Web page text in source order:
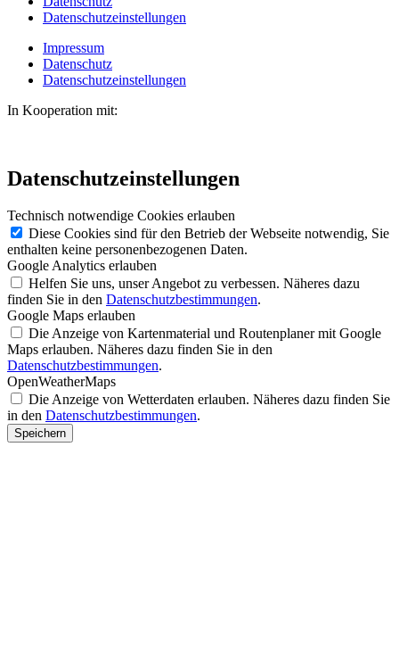
Datenschutzeinstellungen
Impressum
Datenschutz
Datenschutzeinstellungen
In Kooperation mit:
Datenschutzeinstellungen
Technisch notwendige Cookies erlauben
Diese Cookies sind für den Betrieb der Webseite notwendig, Sie
enthalten keine personenbezogenen Daten.
Google Analytics erlauben
Helfen Sie uns, unser Angebot zu verbessen. Näheres dazu
finden Sie in den Datenschutzbestimmungen.
Google Maps erlauben
Die Anzeige von Kartenmaterial und Routenplaner mit Google
Maps erlauben. Näheres dazu finden Sie in den
Datenschutzbestimmungen.
OpenWeatherMaps
Die Anzeige von Wetterdaten erlauben. Näheres dazu finden Sie
in den Datenschutzbestimmungen.
Speichern